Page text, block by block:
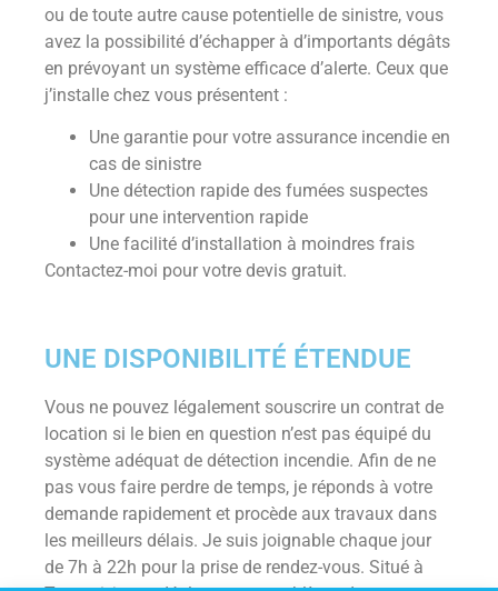
ou de toute autre cause potentielle de sinistre, vous
avez la possibilité d’échapper à d’importants dégâts
en prévoyant un système efficace d’alerte. Ceux que
j’installe chez vous présentent :
Une garantie pour votre assurance incendie en
cas de sinistre
Une détection rapide des fumées suspectes
pour une intervention rapide
Une facilité d’installation à moindres frais
Contactez-moi pour votre devis gratuit.
UNE DISPONIBILITÉ ÉTENDUE
Vous ne pouvez légalement souscrire un contrat de
location si le bien en question n’est pas équipé du
système adéquat de détection incendie. Afin de ne
pas vous faire perdre de temps, je réponds à votre
demande rapidement et procède aux travaux dans
les meilleurs délais. Je suis joignable chaque jour
de 7h à 22h pour la prise de rendez-vous. Situé à